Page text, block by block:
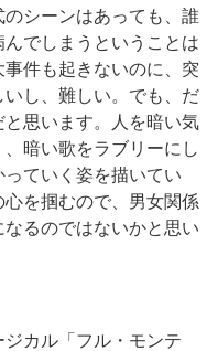
シーンはあっても、誰
でしまうということは
件も起きないのに、突
し、難しい。でも、だ
思います。人を暗い気
暗い歌をラブリーにし
ていく姿を描いてい
を掴むので、男女関係
るのではないかと思い
カル「フル・モンテ